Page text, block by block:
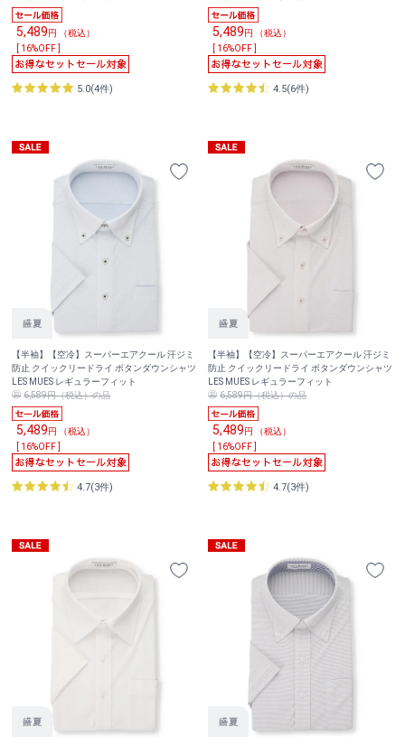
5,489円 （税込）
[ 16%OFF ]
5.0(4件)
5,489円 （税込）
[ 16%OFF ]
4.5(6件)
【半袖】【空冷】スーパーエアクール 汗ジミ
防止 クイックリードライ ボタンダウンシャツ
LES MUES レギュラーフィット
6,589円（税込）の品
5,489円 （税込）
[ 16%OFF ]
4.7(3件)
【半袖】【空冷】スーパーエアクール 汗ジミ
防止 クイックリードライ ボタンダウンシャツ
LES MUES レギュラーフィット
6,589円（税込）の品
5,489円 （税込）
[ 16%OFF ]
4.7(3件)